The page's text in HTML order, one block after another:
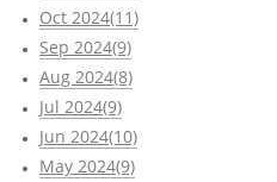
Oct 2024(11)
Sep 2024(9)
Aug 2024(8)
Jul 2024(9)
Jun 2024(10)
May 2024(9)